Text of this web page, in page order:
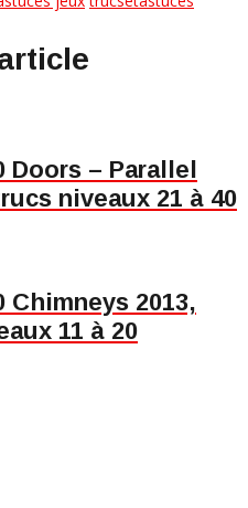
– Parallel
niveaux 21 à 40
2013,
11 à 20